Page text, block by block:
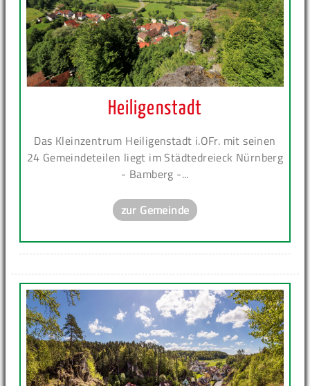
Heiligenstadt
Das Kleinzentrum Heiligenstadt i.OFr. mit seinen
24 Gemeindeteilen liegt im Städtedreieck Nürnberg
- Bamberg -...
zur Gemeinde